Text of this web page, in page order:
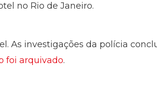
no Rio de Janeiro.
As investigações da polícia
foi arquivado.